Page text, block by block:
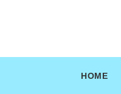
ン
ー
HOME